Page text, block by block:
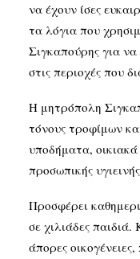
να έχουν ίσες
τα λόγια που
Σιγκαπούρης για να
στις περιοχές που
Η μητρόπολη
τόνους τροφίμων
υποδήματα,
προσωπικής
Προσφέρει
σε χιλιάδες παιδιά.
άπορες